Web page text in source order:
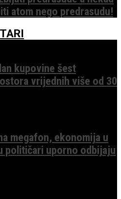
atom nego predrasudu!
kupovine šest
vrijednih više od 30
megafon, ekonomija u
političari uporno odbijaju